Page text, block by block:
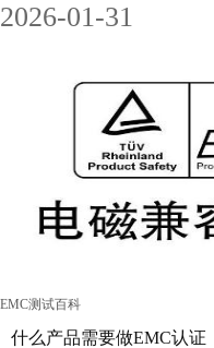
2026-01-31
EMC测试百科
什么产品需要做EMC认证